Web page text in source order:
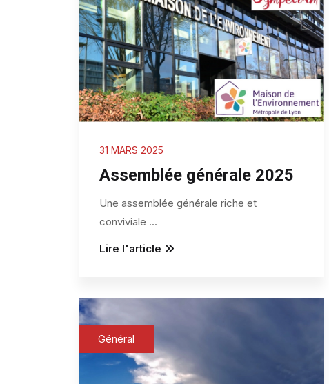
31 MARS 2025
Assemblée générale 2025
Une assemblée générale riche et
conviviale ...
Lire l'article
Général